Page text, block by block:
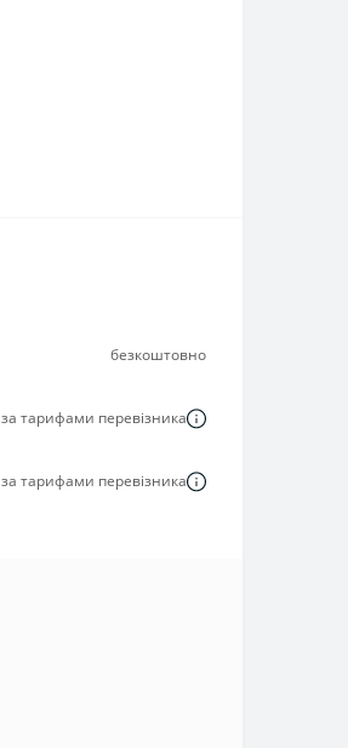
безкоштовно
за тарифами перевізника
за тарифами перевізника